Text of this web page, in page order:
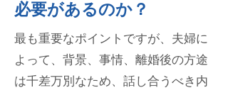
必要があるのか？
最も重要なポイントですが、夫婦に
よって、背景、事情、離婚後の方途
は千差万別なため、話し合うべき内